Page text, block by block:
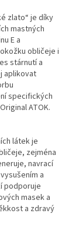
zlato“ je díky
mastných
E a
obličeje i
stárnutí a
aplikovat
specifických
ATOK.
látek je
zejména
navrací
a
podporuje
masek a
a zdravý